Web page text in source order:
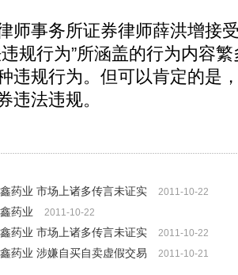
事务所证券律师薛洪增接
规行为”所涵盖的行为内容
违规行为。但可以肯定的是
违法违规。
药业 市场上诸多传言未证实
2011-10-22
药业 2011-10-22
药业 市场上诸多传言未证实 2011-10-22
药业 涉嫌自买自卖虚假交易 2011-10-21